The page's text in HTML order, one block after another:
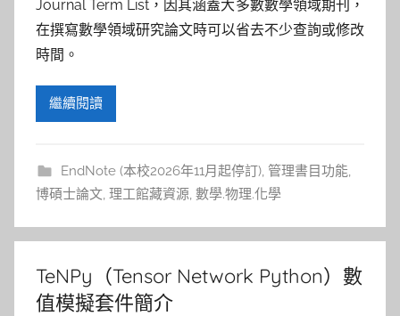
Journal Term List，因其涵蓋大多數數學領域期刊，
在撰寫數學領域研究論文時可以省去不少查詢或修改
時間。
繼續閱讀
EndNote (本校2026年11月起停訂), 管理書目功能,
博碩士論文, 理工館藏資源, 數學.物理.化學
TeNPy（Tensor Network Python）數
值模擬套件簡介